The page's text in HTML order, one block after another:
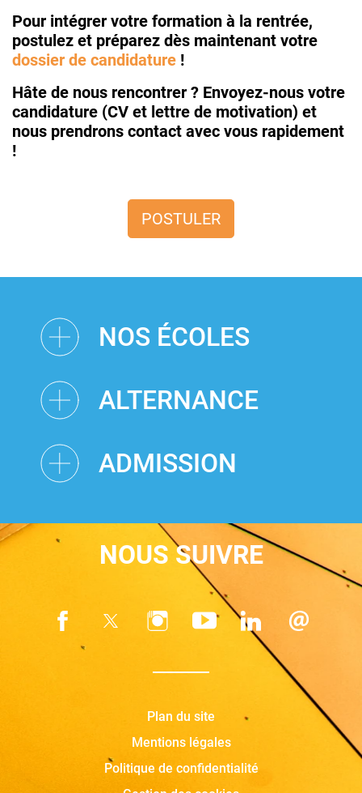
Pour intégrer votre formation à la rentrée,
postulez et préparez dès maintenant votre
dossier de candidature !
Hâte de nous rencontrer ? Envoyez-nous votre
candidature (CV et lettre de motivation) et
nous prendrons contact avec vous rapidement
!
POSTULER
NOS ÉCOLES
ALTERNANCE
ADMISSION
NOUS SUIVRE
Plan du site
Mentions légales
Politique de confidentialité